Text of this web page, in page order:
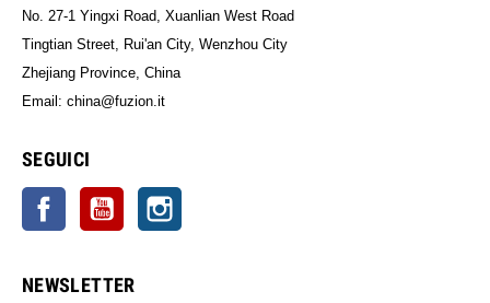
No. 27-1 Yingxi Road, Xuanlian West Road
Tingtian Street, Rui'an City, Wenzhou City
Zhejiang Province, China
Email: china@fuzion.it
SEGUICI
Facebook YouTube
NEWSLETTER